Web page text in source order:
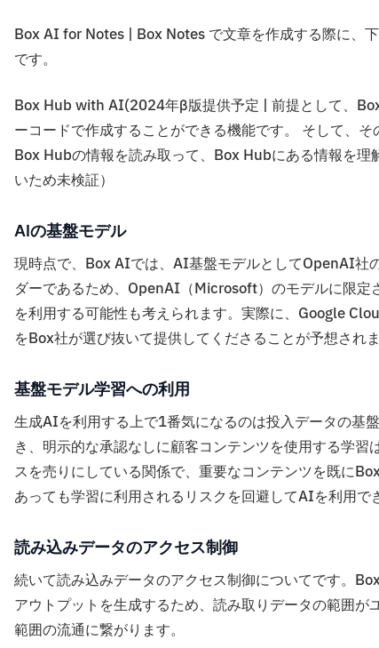
Box AI for Notes | Box Notes で文章を作成する際に、
です。
Box Hub with AI(2024年β版提供予定 | 前提として、
ーコードで作成することができる機能です。 そして、
Box Hubの情報を読み取って、Box Hubにある情報を
いため未検証）
AIの基盤モデル
現時点で、Box AIでは、AI基盤モデルとしてOpenAI社
ダーであるため、OpenAI（Microsoft）のモデルに限定
を利用する可能性も考えられます。実際に、Google
をBox社が選び抜いて提供してくださることが予想され
基盤モデル学習への利用
生成AIを利用する上で1番気になるのは投入データの基
き、明示的な承認なしに顧客コンテンツを使用する学
スを売りにしている関係で、重要なコンテンツを既に
あっても学習に利用されるリスクを回避してAIを利用で
読み込みデータのアクセス制御
続いて読み込みデータのアクセス制御についてです。
アウトプットを生成するため、読み取りデータの範囲
範囲の流通に繋がります。